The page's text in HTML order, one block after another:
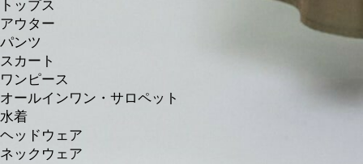
トップス
アウター
パンツ
スカート
ワンピース
オールインワン・サロペット
水着
ヘッドウェア
ネックウェア